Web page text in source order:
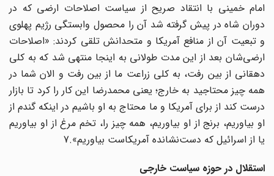
امام خمینی با انتقاد صریح از سیاست اصلاحات ارضی که در
دوران شاه در پیش گرفته شد آن را محصول وابستگی رژیم پهلوی
و تبعیت آن از منافع آمریکا و متحدانش تلقی کردند: «اصلاحات
ارضی‌شان بعد از این مدت طولانی به اینجا منتهی شد که به کلی
دهقانی از بین رفت، به کلی زراعت ما از بین رفت و الان شما در
همه چیز محتاجید به خارج؛ یعنی محمدرضا این کار را کرد تا بازار
درست کند از برای آمریکا و ما محتاج به او باشیم در اینکه گندم از
او بیاوریم، برنج از او بیاوریم، همه چیز را، تخم مرغ از او بیاوریم
یا از اسرائیل که دست‌نشانده آمریکاست بیاوریم».7
استقلال در حوزه سیاست خارجی